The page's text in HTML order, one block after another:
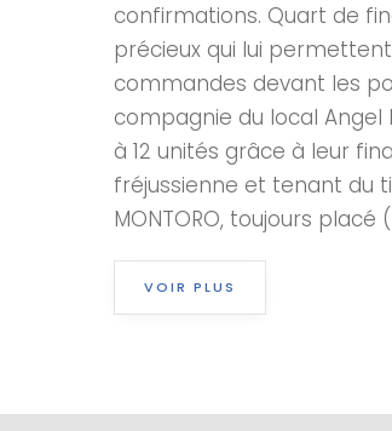
confirmations. Quart de
précieux qui lui permettent
commandes devant les
compagnie du local Angel
à 12 unités grâce à leur
fréjussienne et tenant du
MONTORO, toujours
VOIR PLUS